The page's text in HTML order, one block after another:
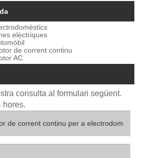
elèctriques
de corrent continu
AC
consulta al formulari següent.
hores.